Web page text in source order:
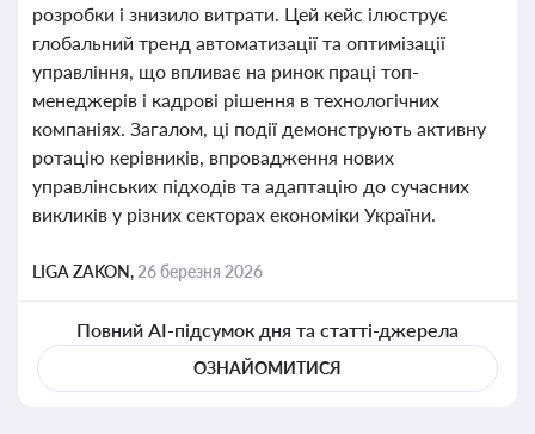
розробки і знизило витрати. Цей кейс ілюструє
глобальний тренд автоматизації та оптимізації
управління, що впливає на ринок праці топ-
менеджерів і кадрові рішення в технологічних
компаніях. Загалом, ці події демонструють активну
ротацію керівників, впровадження нових
управлінських підходів та адаптацію до сучасних
викликів у різних секторах економіки України.
LIGA ZAKON, 26 березня 2026
Повний AI-підсумок дня та статті-джерела
ОЗНАЙОМИТИСЯ